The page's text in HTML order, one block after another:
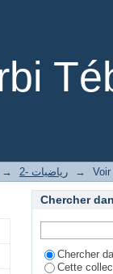
→ 2- رياضيات →
Chercher
Chercher
Cette